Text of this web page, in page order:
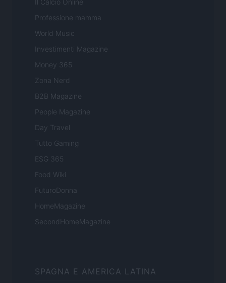
Il Calcio Online
Professione mamma
World Music
Investimenti Magazine
Money 365
Zona Nerd
B2B Magazine
People Magazine
Day Travel
Tutto Gaming
ESG 365
Food Wiki
FuturoDonna
HomeMagazine
SecondHomeMagazine
SPAGNA E AMERICA LATINA